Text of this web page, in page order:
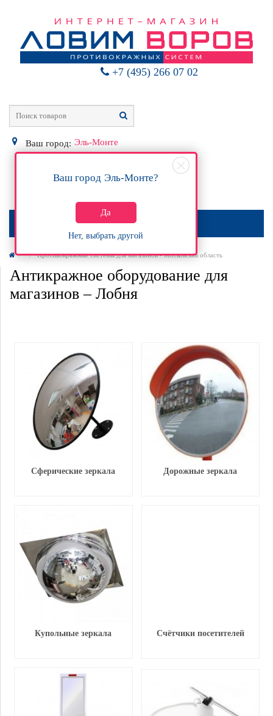
+7 (495) 266 07 02
Ваш город: Эль-Монте
Ваш город Эль-Монте?
Да
Нет, выбрать другой
0Р
МЕНЮ
Противокражные системы для магазинов - Московская область
Антикражное оборудование для
магазинов – Лобня
Сферические зеркала Дорожные зеркала
Купольные зеркала Счётчики посетителей